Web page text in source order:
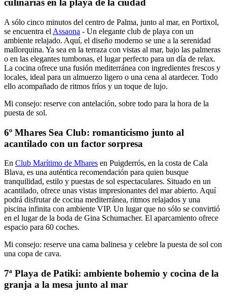
culinarias en la playa de la ciudad
A sólo cinco minutos del centro de Palma, junto al mar, en Portixol,
se encuentra el Assaona - Un elegante club de playa con un
ambiente relajado. Aquí, el diseño moderno se une a la serenidad
mallorquina. Ya sea en la terraza con vistas al mar, bajo las palmeras
o en las elegantes tumbonas, el lugar perfecto para un día de relax.
La cocina ofrece una fusión mediterránea con ingredientes frescos y
locales, ideal para un almuerzo ligero o una cena al atardecer. Todo
ello acompañado de ritmos fríos y un toque de lujo.
Mi consejo: reserve con antelación, sobre todo para la hora de la
puesta de sol.
6º Mhares Sea Club: romanticismo junto al
acantilado con un factor sorpresa
En Club Marítimo de Mhares en Puigderrós, en la costa de Cala
Blava, es una auténtica recomendación para quien busque
tranquilidad, estilo y puestas de sol espectaculares. Situado en un
acantilado, ofrece unas vistas impresionantes del mar abierto. Aquí
podrá disfrutar de cocina mediterránea, ritmos relajados y una
piscina infinita con ambiente VIP. Un lugar que no sólo se convirtió
en el lugar de la boda de Gina Schumacher. El aparcamiento ofrece
espacio para 60 coches.
Mi consejo: reserve una cama balinesa y celebre la puesta de sol con
una copa de cava.
7ª Playa de Patiki: ambiente bohemio y cocina de la
granja a la mesa junto al mar